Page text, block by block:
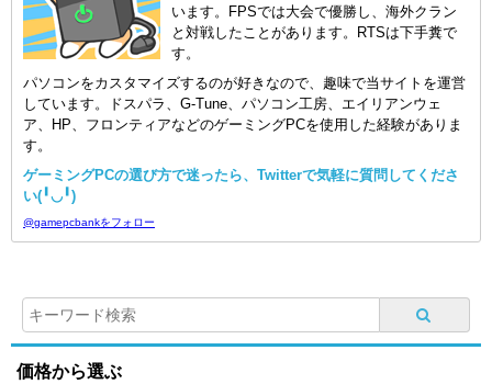
います。FPSでは大会で優勝し、海外クラン
と対戦したことがあります。RTSは下手糞で
す。
パソコンをカスタマイズするのが好きなので、趣味で当サイトを運営
しています。ドスパラ、G-Tune、パソコン工房、エイリアンウェ
ア、HP、フロンティアなどのゲーミングPCを使用した経験がありま
す。
ゲーミングPCの選び方で迷ったら、Twitterで気軽に質問してくださ
い(╹◡╹)
@gamepcbankをフォロー
価格から選ぶ